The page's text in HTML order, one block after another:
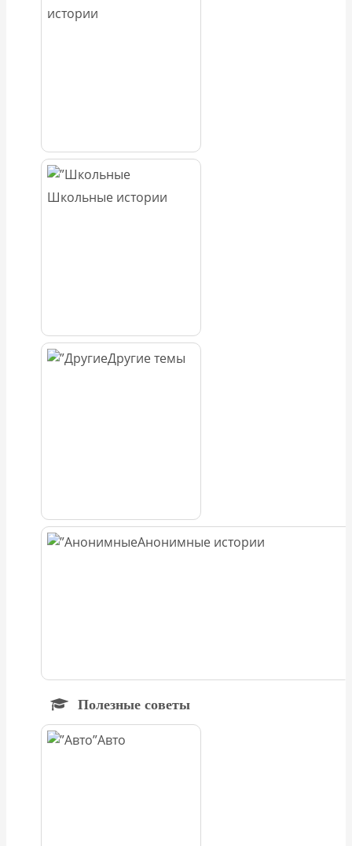
истории
Школьные истории
Другие темы
Анонимные истории
Полезные советы
Авто